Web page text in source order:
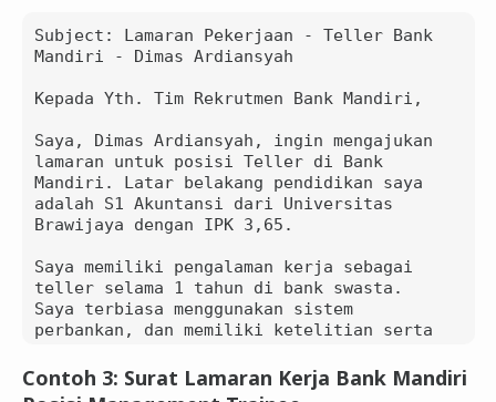
menguasai komunikasi dengan baik.
lampirkan dokumen-dokumen berikut:
    Daftar Riwayat Hidup
    Fotokopi Ijazah dan Transkrip Nilai
    Fotokopi KTP
    Pas Foto terbaru
Saya sangat berharap mendapat kesempatan
wawancara agar dapat menjelaskan lebih
lanjut potensi saya.
Putri Ramadhani
Subject: Lamaran Pekerjaan - Teller Bank
Mandiri - Dimas Ardiansyah
Kepada Yth. Tim Rekrutmen Bank Mandiri,
Saya, Dimas Ardiansyah, ingin mengajukan
lamaran untuk posisi Teller di Bank
Mandiri. Latar belakang pendidikan saya
adalah S1 Akuntansi dari Universitas
Brawijaya dengan IPK 3,65.
Saya memiliki pengalaman kerja sebagai
teller selama 1 tahun di bank swasta.
Saya terbiasa menggunakan sistem
perbankan, dan memiliki ketelitian serta
CV dan dokumen pendukung lainnya telah
Contoh 3: Surat Lamaran Kerja Bank Mandiri